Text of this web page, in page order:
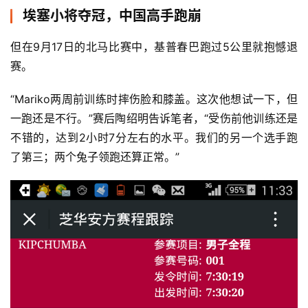
选
运
集
埃塞小将夺冠，中国高手跑崩
但在9月17日的北马比赛中，基普春巴跑过5公里就抱憾退
赛。
“Mariko两周前训练时摔伤脸和膝盖。这次他想试一下，但
一跑还是不行。”赛后陶绍明告诉笔者，“受伤前他训练还是
不错的，达到2小时7分左右的水平。我们的另一个选手跑
了第三；两个兔子领跑还算正常。”